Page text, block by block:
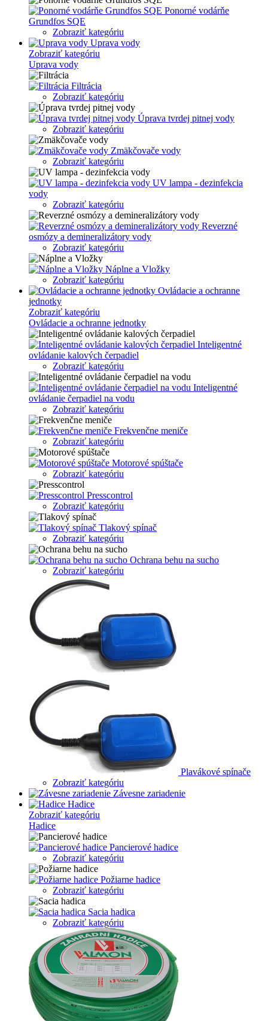
Ponorné vodárňe
Grundfos SQE
Zobraziť kategóriu
Uprava vody
Zobraziť kategóriu
Uprava vody
Filtrácia
Zobraziť kategóriu
Úprava tvrdej pitnej vody
Zobraziť kategóriu
Zmäkčovače vody
Zobraziť kategóriu
UV lampa - dezinfekcia
vody
Zobraziť kategóriu
Reverzné
osmózy a demineralizátory vody
Zobraziť kategóriu
Náplne a Vložky
Zobraziť kategóriu
Ovládacie a ochranne
jednotky
Zobraziť kategóriu
Ovládacie a ochranne jednotky
Inteligentné
ovládanie kalových čerpadiel
Zobraziť kategóriu
Inteligentné
ovládanie čerpadiel na vodu
Zobraziť kategóriu
Frekvenčne meniče
Zobraziť kategóriu
Motorové spúštače
Zobraziť kategóriu
Presscontrol
Zobraziť kategóriu
Tlakový spínač
Zobraziť kategóriu
Ochrana behu na sucho
Zobraziť kategóriu
Plavákové spínače
Zobraziť kategóriu
Závesne zariadenie
Hadice
Zobraziť kategóriu
Hadice
Pancierové hadice
Zobraziť kategóriu
Požiarne hadice
Zobraziť kategóriu
Sacia hadica
Zobraziť kategóriu